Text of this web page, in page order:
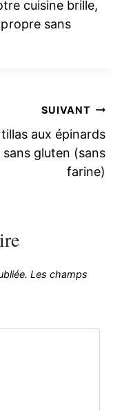
cuisine brille,
sans
SUIVANT
aux épinards
sans gluten (sans
farine)
Les champs